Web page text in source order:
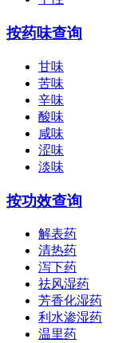
按药味查询
甘味
苦味
辛味
酸味
咸味
涩味
淡味
按功效查询
解表药
清热药
泻下药
祛风湿药
芳香化湿药
利水渗湿药
温里药